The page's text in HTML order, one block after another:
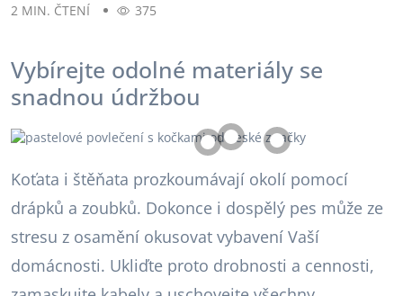
2 MIN. ČTENÍ
375
Vybírejte odolné materiály se
snadnou údržbou
Koťata i štěňata prozkoumávají okolí pomocí
drápků a zoubků. Dokonce i dospělý pes může ze
stresu z osamění okusovat vybavení Vaší
domácnosti. Ukliďte proto drobnosti a cennosti,